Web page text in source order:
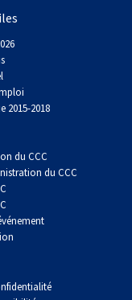
2015-2018
du CCC
du CCC